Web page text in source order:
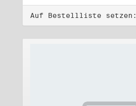
Auf Bestellliste setzen: